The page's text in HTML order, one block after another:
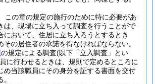
この章の規定の施行のために特に必要があ
は、現場に立ち入って調査を行うことがで
において、住居に立ち入ろうとするとき
その居住者の承諾を得なければならない。
の規定による調査(以下「立入調査」とい
に行わせるときは、規則で定めるところに
め当該職員にその身分を証する書面を交付